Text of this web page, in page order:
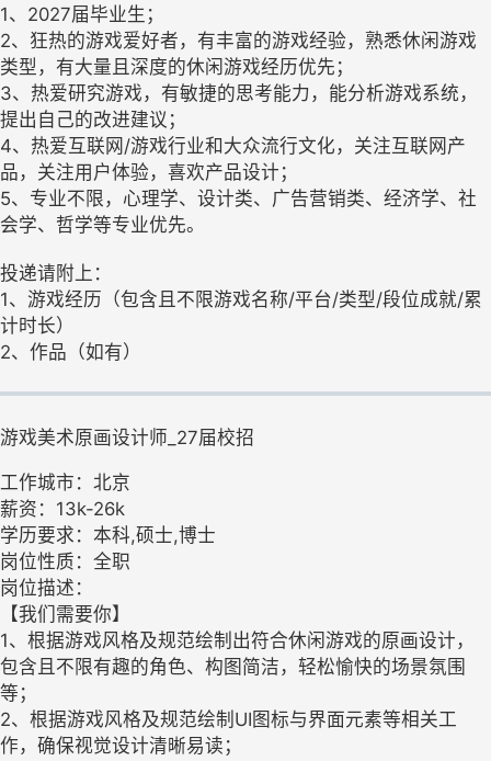
1、2027届毕业生；
2、狂热的游戏爱好者，有丰富的游戏经验，熟悉休闲游戏
类型，有大量且深度的休闲游戏经历优先；
3、热爱研究游戏，有敏捷的思考能力，能分析游戏系统，
提出自己的改进建议；
4、热爱互联网/游戏行业和大众流行文化，关注互联网产
品，关注用户体验，喜欢产品设计；
5、专业不限，心理学、设计类、广告营销类、经济学、社
会学、哲学等专业优先。
投递请附上：
1、游戏经历（包含且不限游戏名称/平台/类型/段位成就/累
计时长）
2、作品（如有）
游戏美术原画设计师_27届校招
工作城市：北京
薪资：13k-26k
学历要求：本科,硕士,博士
岗位性质：全职
岗位描述：
【我们需要你】
1、根据游戏风格及规范绘制出符合休闲游戏的原画设计，
包含且不限有趣的角色、构图简洁，轻松愉快的场景氛围
等；
2、根据游戏风格及规范绘制UI图标与界面元素等相关工
作，确保视觉设计清晰易读；